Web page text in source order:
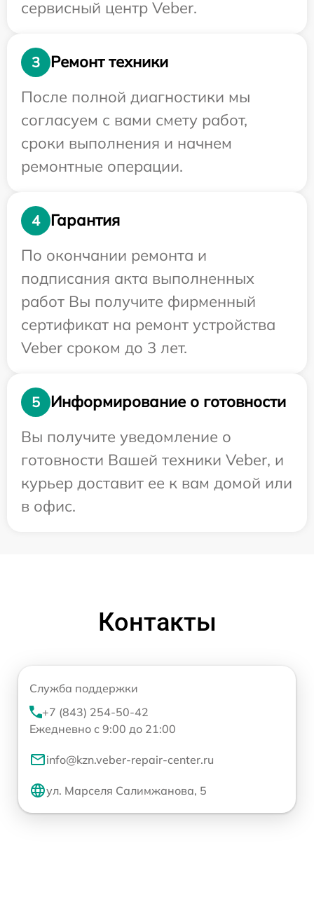
сервисный центр Veber.
3
Ремонт техники
После полной диагностики мы
согласуем с вами смету работ,
сроки выполнения и начнем
ремонтные операции.
4
Гарантия
По окончании ремонта и
подписания акта выполненных
работ Вы получите фирменный
сертификат на ремонт устройства
Veber сроком до 3 лет.
5
Информирование о готовности
Вы получите уведомление о
готовности Вашей техники Veber, и
курьер доставит ее к вам домой или
в офис.
Контакты
Служба поддержки
+7 (843) 254-50-42
Ежедневно с 9:00 до 21:00
info@kzn.veber-repair-center.ru
ул. Марселя Салимжанова, 5